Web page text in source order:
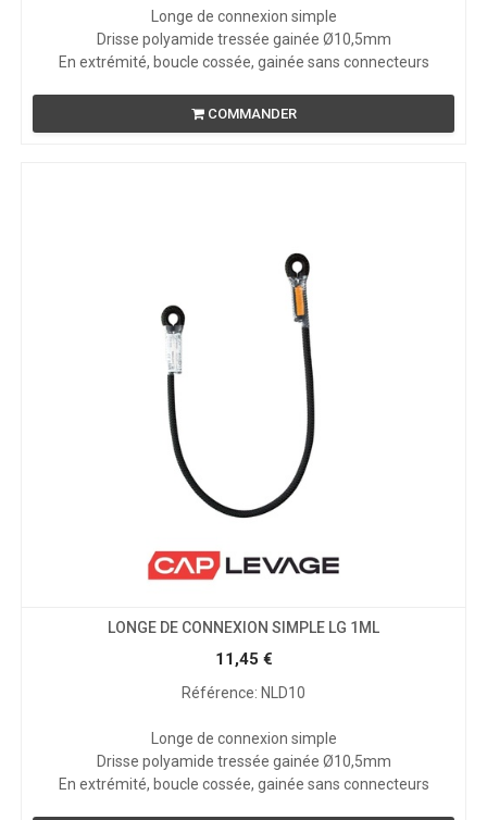
Longe de connexion simple
Drisse polyamide tressée gainée Ø10,5mm
En extrémité, boucle cossée, gainée sans connecteurs
COMMANDER
LONGE DE CONNEXION SIMPLE LG 1ML
11,45 €
Référence: NLD10
Longe de connexion simple
Drisse polyamide tressée gainée Ø10,5mm
En extrémité, boucle cossée, gainée sans connecteurs